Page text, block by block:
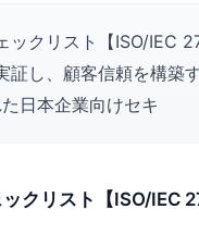
ックリスト【ISO/IEC
証し、顧客信頼を構
日本企業向けセキ
クリスト【ISO/IEC